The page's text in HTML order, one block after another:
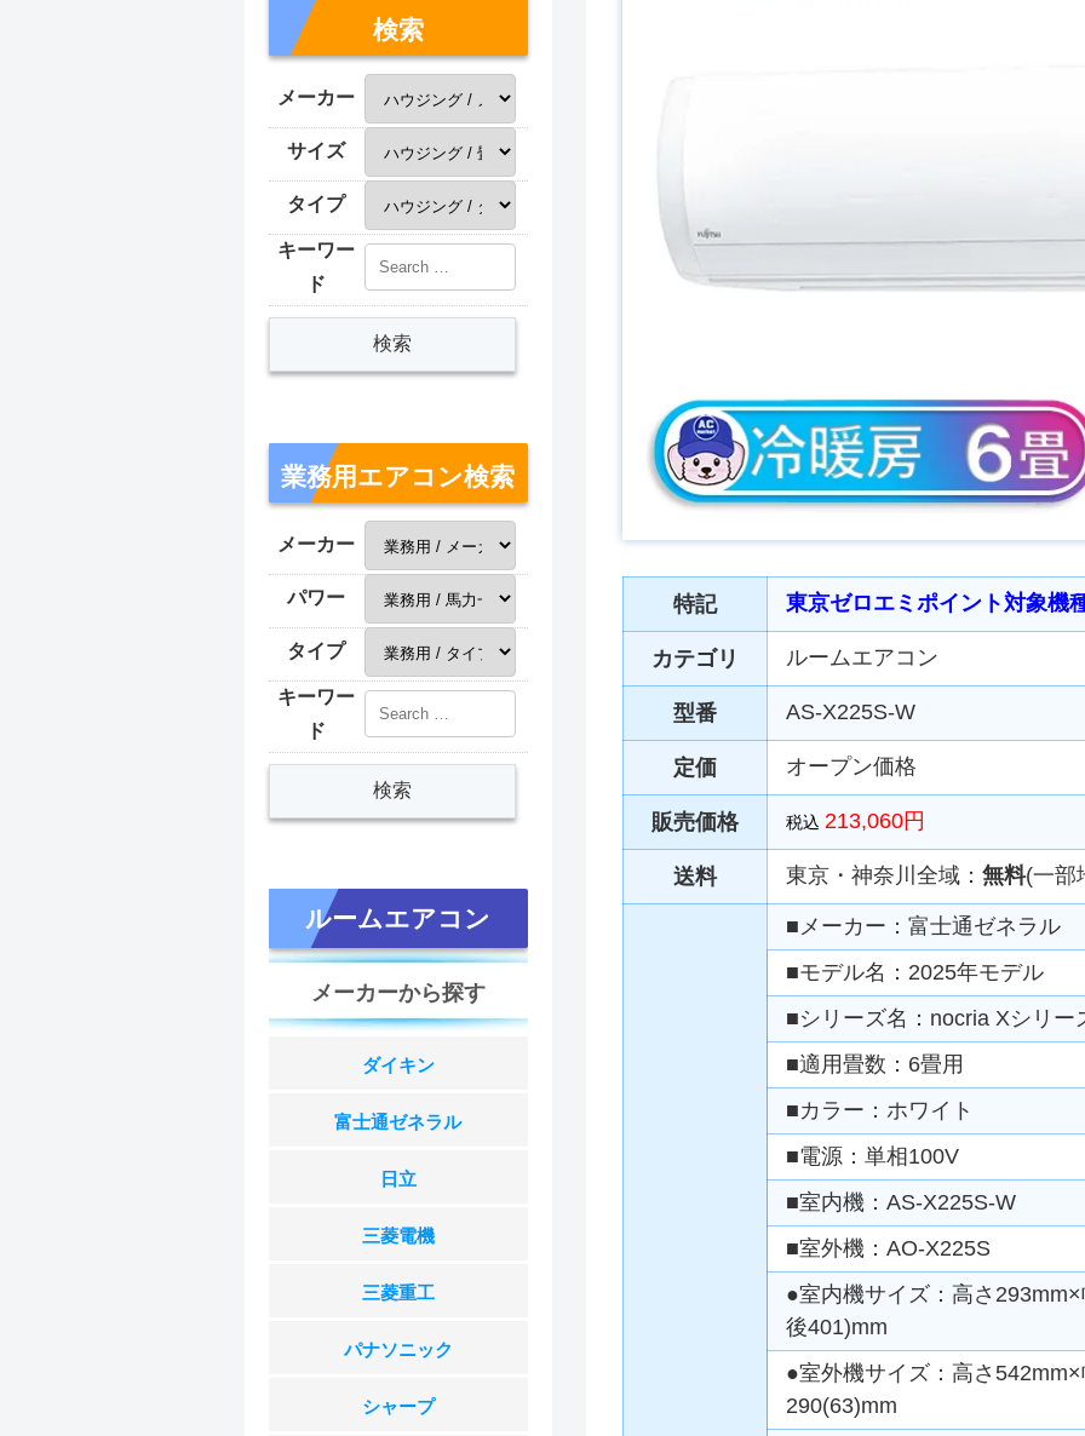
特記 東京ゼロエミポイント対象機
カテゴリ ルームエアコン
型番 AS-X225S-W
定価 オープン価格
販売価格 税込 213,060円
送料 東京・神奈川全域： 無料(一部
■メーカー：富士通ゼネラル
■モデル名：2025年モデル
■シリーズ名：nocria Xシリー
■適用畳数：6畳用
■カラー：ホワイト
■電源：単相100V
■室内機：AS-X225S-W
■室外機：AO-X225S
●室内機サイズ：高さ
後401)mm
●室外機サイズ：高さ
290(63)mm
検索
メーカー
サイズ
タイプ
キーワー
ド
業務用エアコン検索
メーカー
パワー
タイプ
キーワー
ド
ルームエアコン
メーカーから探す
ダイキン
富士通ゼネラル
日立
三菱電機
三菱重工
パナソニック
シャープ